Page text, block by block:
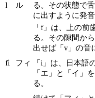
l ル
る。その状態で
に出すように発音
fì フィ
「f」は、上の前
る。その隙間か
出せば「v」の音
「i」は、日本語
「エ」と「イ」
る。